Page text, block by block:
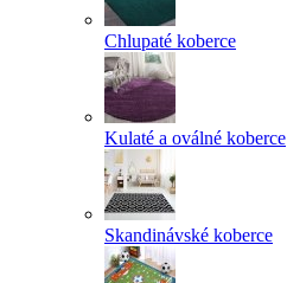
Chlupaté koberce
Kulaté a oválné koberce
Skandinávské koberce